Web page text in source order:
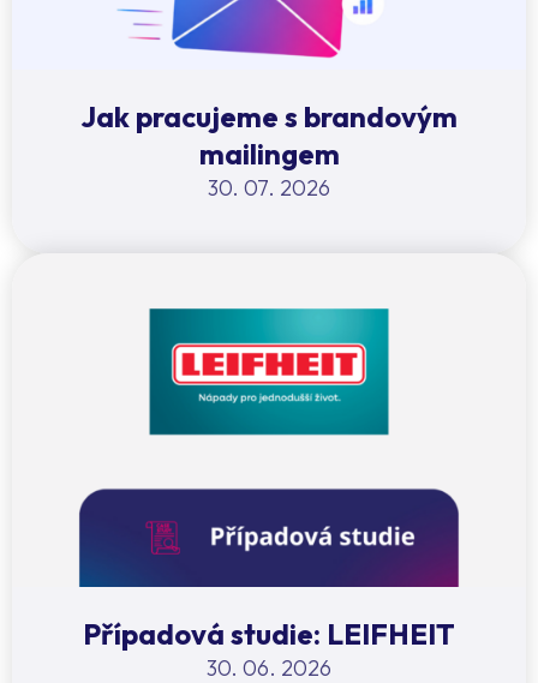
Jak pracujeme s brandovým
mailingem
30. 07. 2026
Případová studie: LEIFHEIT
30. 06. 2026